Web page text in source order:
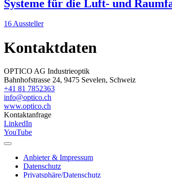
Systeme für die Luft- und
16 Aussteller
Kontaktdaten
OPTICO AG Industrieoptik
Bahnhofstrasse 24, 9475 Sevelen, Schweiz
+41 81 7852363
info@optico.ch
www.optico.ch
Kontaktanfrage
LinkedIn
YouTube
Anbieter & Impressum
Datenschutz
Privatsphäre/Datenschutz